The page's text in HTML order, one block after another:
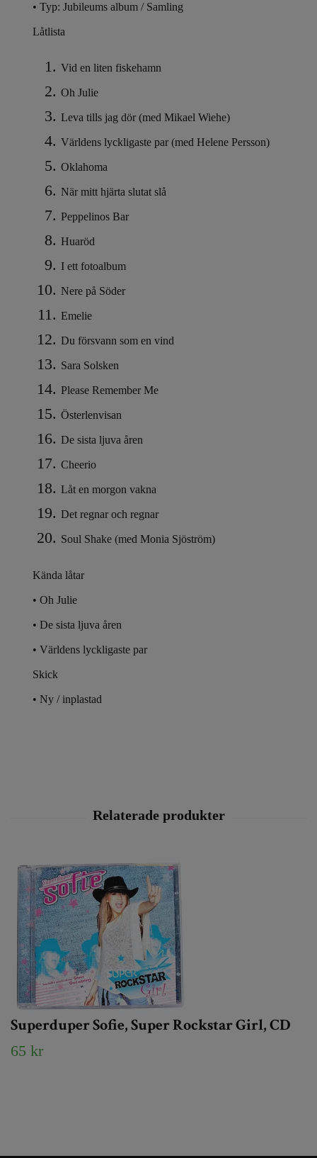
• Typ: Jubileums album / Samling
Låtlista
Vid en liten fiskehamn
Oh Julie
Leva tills jag dör (med Mikael Wiehe)
Världens lyckligaste par (med Helene Persson)
Oklahoma
När mitt hjärta slutat slå
Peppelinos Bar
Huaröd
I ett fotoalbum
Nere på Söder
Emelie
Du försvann som en vind
Sara Solsken
Please Remember Me
Österlenvisan
De sista ljuva åren
Cheerio
Låt en morgon vakna
Det regnar och regnar
Soul Shake (med Monia Sjöström)
Kända låtar
• Oh Julie
• De sista ljuva åren
• Världens lyckligaste par
Skick
• Ny / inplastad
Superduper Sofie, Super Rockstar Girl, CD
65 kr